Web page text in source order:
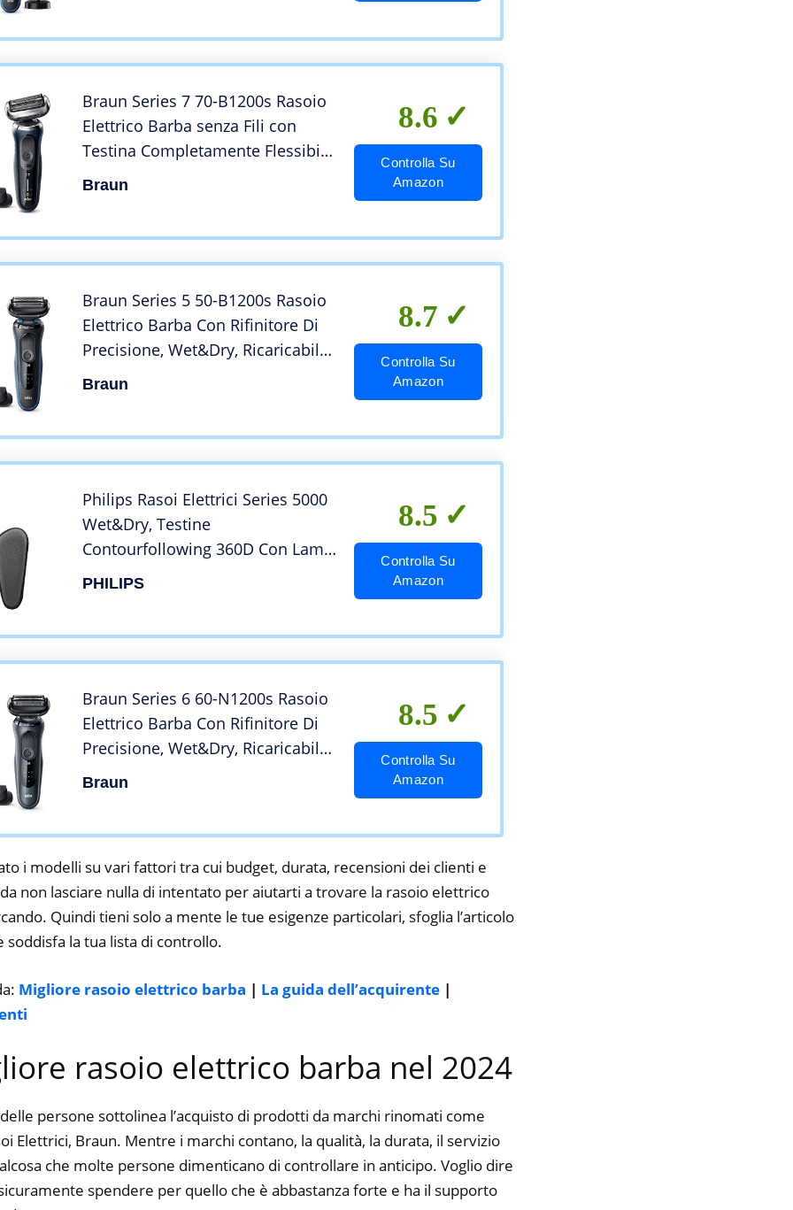
Braun Series 7 70-B1200s Rasoio
Elettrico Barba senza Fili con
Testina Completamente Flessibile
e Rifinitore di Precisione,
Braun
8.6
Controlla Su
Amazon
Braun Series 5 50-B1200s Rasoio
Elettrico Barba Con Rifinitore Di
Precisione, Wet&Dry, Ricaricabile,
Rasoio A Lamina Senza Fili, Blu
Braun
8.7
Controlla Su
Amazon
Philips Rasoi Elettrici Series 5000
Wet&Dry, Testine
Contourfollowing 360D Con Lame
Steelprecision – 420 Gr
PHILIPS
8.5
Controlla Su
Amazon
Braun Series 6 60-N1200s Rasoio
Elettrico Barba Con Rifinitore Di
Precisione, Wet&Dry, Ricaricabile,
Rasoio A Lamina Senza Fili, 100%
Braun
8.5
Controlla Su
Amazon
i modelli su vari fattori tra cui budget, durata, recensioni dei clienti e
non lasciare nulla di intentato per aiutarti a trovare la rasoio elettrico
Quindi tieni solo a mente le tue esigenze particolari, sfoglia l’articolo
soddisfa la tua lista di controllo.
Migliore rasoio elettrico barba | La guida dell’acquirente |
rasoio elettrico barba nel 2024
persone sottolinea l’acquisto di prodotti da marchi rinomati come
Elettrici, Braun. Mentre i marchi contano, la qualità, la durata, il servizio
che molte persone dimenticano di controllare in anticipo. Voglio dire
spendere per quello che è abbastanza forte e ha il supporto